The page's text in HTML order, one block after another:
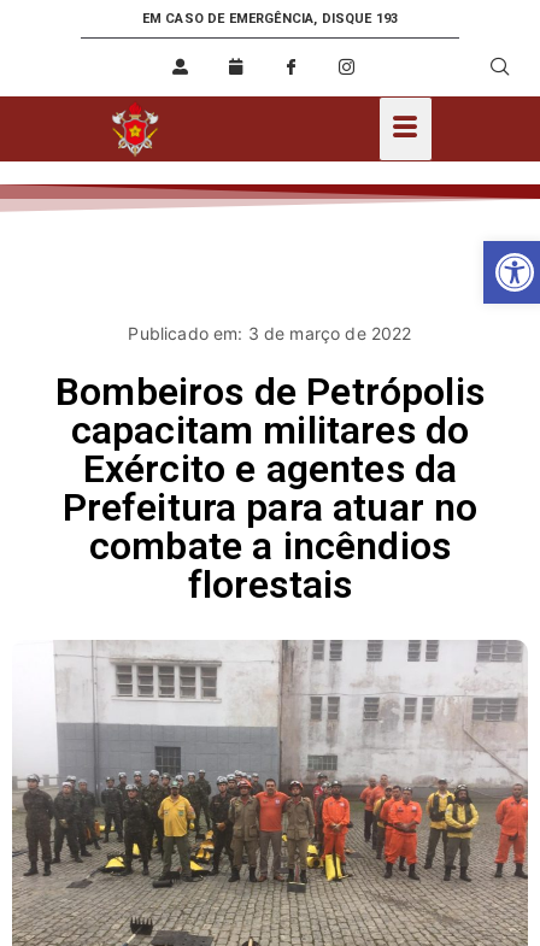
EM CASO DE EMERGÊNCIA, DISQUE 193
Publicado em: 3 de março de 2022
Bombeiros de Petrópolis
capacitam militares do
Exército e agentes da
Prefeitura para atuar no
combate a incêndios
florestais